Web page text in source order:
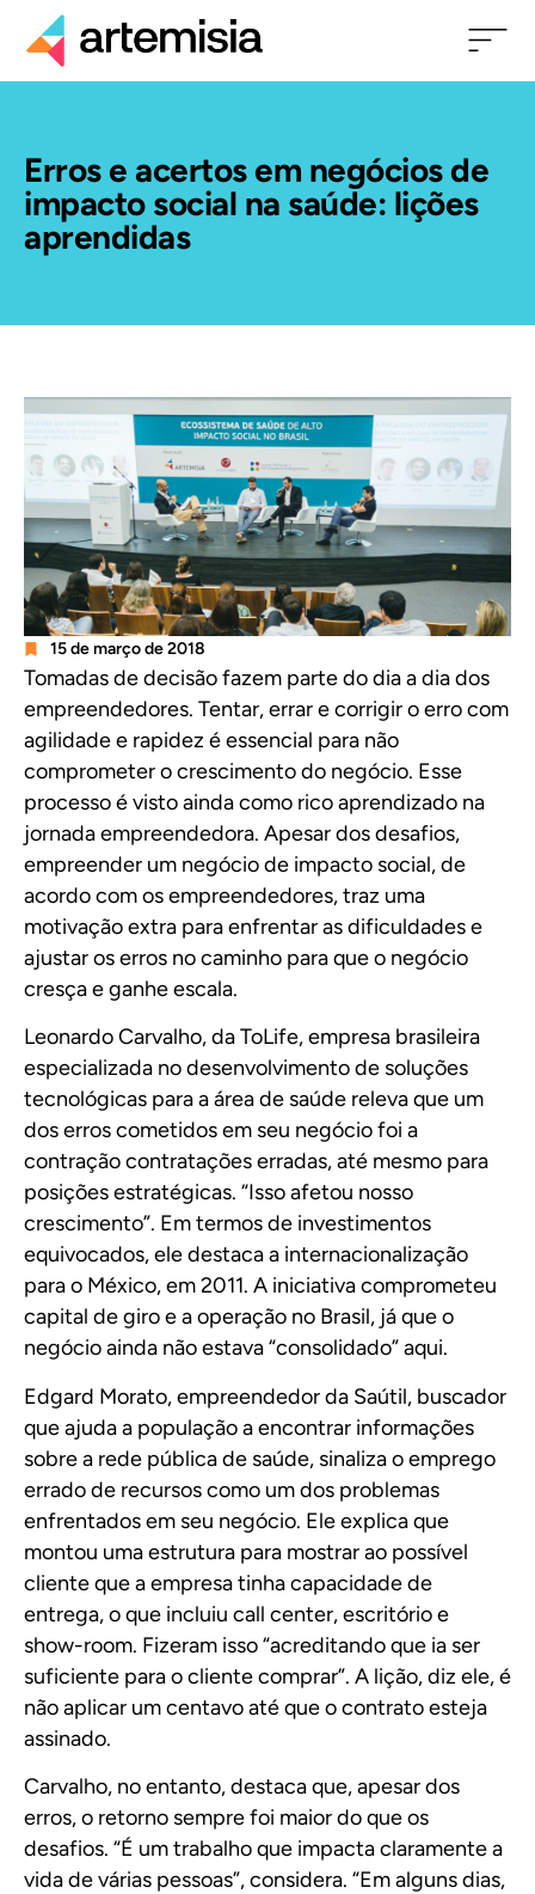
Erros e acertos em negócios de
impacto social na saúde: lições
aprendidas
15 de março de 2018
Tomadas de decisão fazem parte do dia a dia dos
empreendedores. Tentar, errar e corrigir o erro com
agilidade e rapidez é essencial para não
comprometer o crescimento do negócio. Esse
processo é visto ainda como rico aprendizado na
jornada empreendedora. Apesar dos desafios,
empreender um negócio de impacto social, de
acordo com os empreendedores, traz uma
motivação extra para enfrentar as dificuldades e
ajustar os erros no caminho para que o negócio
cresça e ganhe escala.
Leonardo Carvalho, da ToLife, empresa brasileira
especializada no desenvolvimento de soluções
tecnológicas para a área de saúde releva que um
dos erros cometidos em seu negócio foi a
contração contratações erradas, até mesmo para
posições estratégicas. “Isso afetou nosso
crescimento”. Em termos de investimentos
equivocados, ele destaca a internacionalização
para o México, em 2011. A iniciativa comprometeu
capital de giro e a operação no Brasil, já que o
negócio ainda não estava “consolidado” aqui.
Edgard Morato, empreendedor da Saútil, buscador
que ajuda a população a encontrar informações
sobre a rede pública de saúde, sinaliza o emprego
errado de recursos como um dos problemas
enfrentados em seu negócio. Ele explica que
montou uma estrutura para mostrar ao possível
cliente que a empresa tinha capacidade de
entrega, o que incluiu call center, escritório e
show-room. Fizeram isso “acreditando que ia ser
suficiente para o cliente comprar”. A lição, diz ele, é
não aplicar um centavo até que o contrato esteja
assinado.
Carvalho, no entanto, destaca que, apesar dos
erros, o retorno sempre foi maior do que os
desafios. “É um trabalho que impacta claramente a
vida de várias pessoas”, considera. “Em alguns dias,